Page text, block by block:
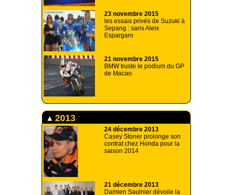
23 novembre 2015
les essais privés de Suzuki à
Sepang : sans Aleix
Espargaro
21 novembre 2015
BMW truste le podium du GP
de Macao
2013
24 décembre 2013
Casey Stoner prolonge son
contrat chez Honda pour la
saison 2014
21 décembre 2013
Damien Saulnier dévoile la